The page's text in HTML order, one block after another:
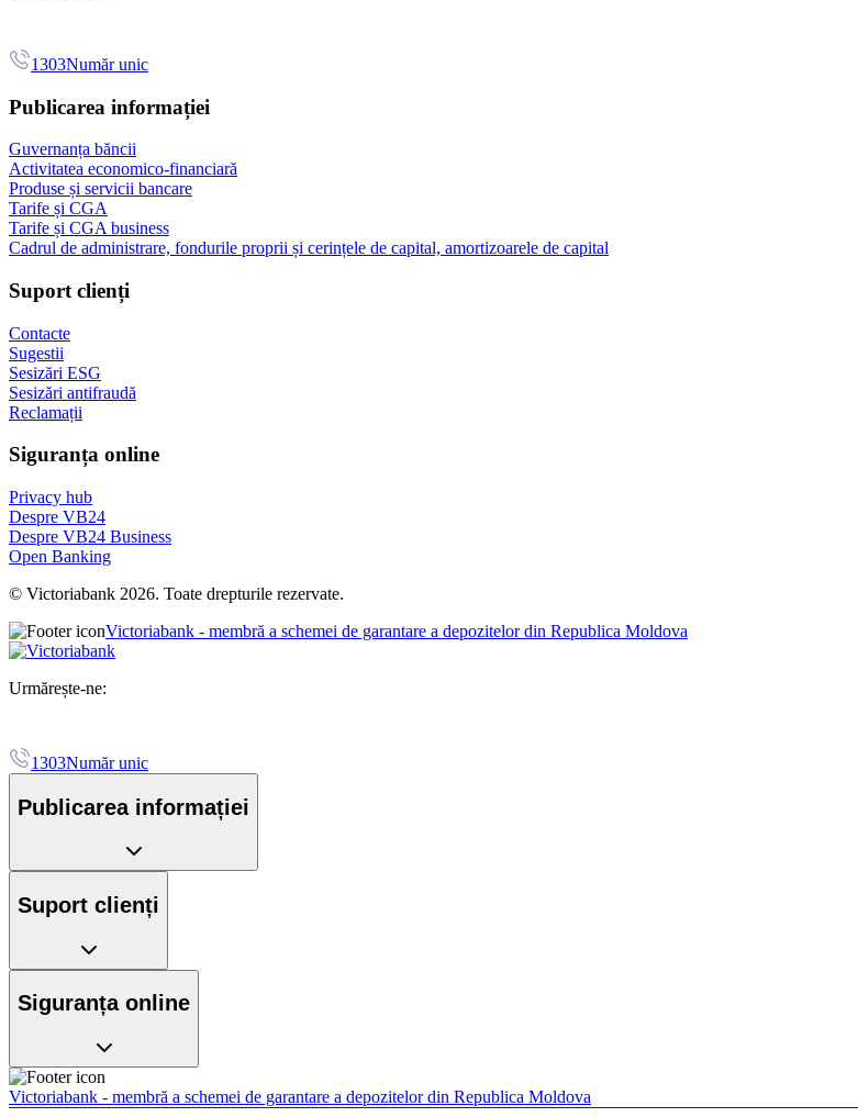
1303Număr unic
Publicarea informației
Guvernanța băncii
Activitatea economico-financiară
Produse și servicii bancare
Tarife și CGA
Tarife și CGA business
Cadrul de administrare, fondurile proprii și cerințele de capital, amortizoarele de capital
Suport clienți
Contacte
Sugestii
Sesizări ESG
Sesizări antifraudă
Reclamații
Siguranța online
Privacy hub
Despre VB24
Despre VB24 Business
Open Banking
© Victoriabank 2026. Toate drepturile rezervate.
Victoriabank - membră a schemei de garantare a depozitelor din Republica Moldova
Urmărește-ne:
1303Număr unic
Publicarea informației
Suport clienți
Siguranța online
Victoriabank - membră a schemei de garantare a depozitelor din Republica Moldova